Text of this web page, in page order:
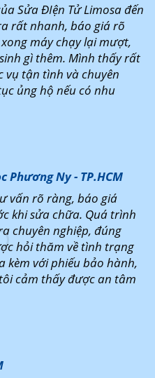
Sửa ĐIện Tử Limosa đến
rất nhanh, báo giá rõ
máy chạy lại mượt,
gì thêm. Mình thấy rất
vụ tận tình và chuyên
ủng hộ nếu có nhu
Phương Ny - TP.HCM
vấn rõ ràng, báo giá
khi sửa chữa. Quá trình
chuyên nghiệp, đúng
hỏi thăm về tình trạng
kèm với phiếu bảo hành,
cảm thấy được an tâm